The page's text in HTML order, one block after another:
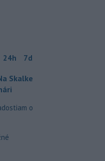
24h 7d
Skalke
o